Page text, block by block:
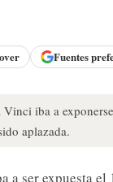
Fuentes
iba a
aplazada.
a ser expuesta